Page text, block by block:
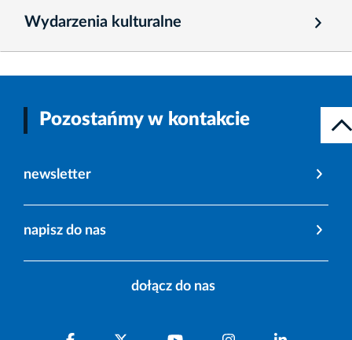
Wydarzenia kulturalne
Pozostańmy w kontakcie
newsletter
napisz do nas
dołącz do nas